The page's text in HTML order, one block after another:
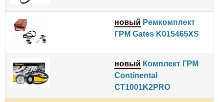
новый Ремкомплект
ГРМ Gates K015465XS
новый Комплект ГРМ
Continental
CT1001K2PRO